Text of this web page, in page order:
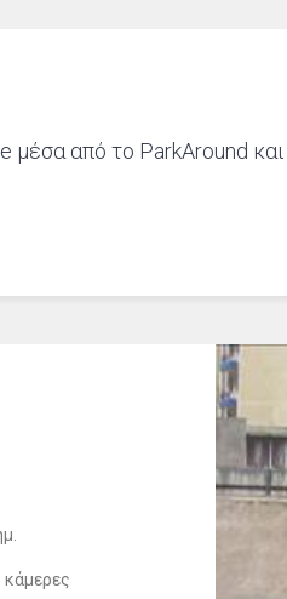
μέσα από το ParkAround και